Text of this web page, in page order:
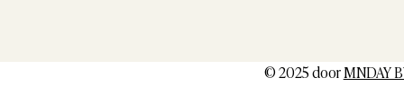
© 2025 doorMNDAY